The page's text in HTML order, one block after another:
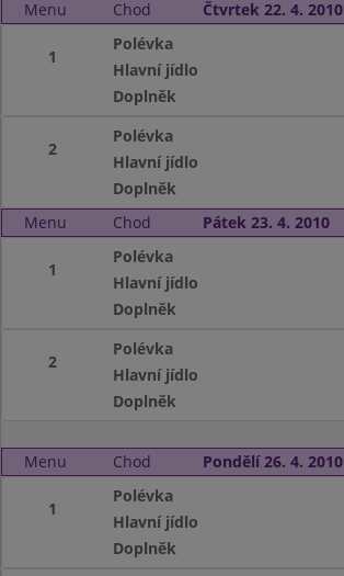
Menu Chod Čtvrtek 22. 4. 2010
1
Polévka
Hlavní jídlo
Doplněk
2
Polévka
Hlavní jídlo
Doplněk
Menu
Chod Pátek 23. 4. 2010
1
Polévka
Hlavní jídlo
Doplněk
2
Polévka
Hlavní jídlo
Doplněk
Menu Chod Pondělí 26. 4. 2010
1
Polévka
Hlavní jídlo
Doplněk